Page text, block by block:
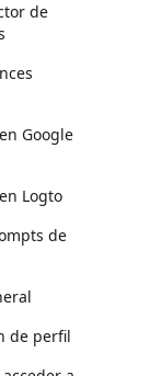
de
Google
Logto
de
de perfil